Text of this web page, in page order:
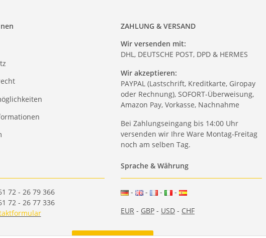
ZAHLUNG & VERSAND
Wir versenden mit:
DHL, DEUTSCHE POST, DPD & HERMES
Wir akzeptieren:
PAYPAL (Lastschrift, Kreditkarte, Giropay
oder Rechnung), SOFORT-Überweisung,
Amazon Pay, Vorkasse, Nachnahme
Bei Zahlungseingang bis 14:00 Uhr
versenden wir Ihre Ware Montag-Freitag
noch am selben Tag.
72 - 26 79 366
72 - 26 77 336
Sprache & Währung
- - -
-
EUR - GBP - USD - CHF